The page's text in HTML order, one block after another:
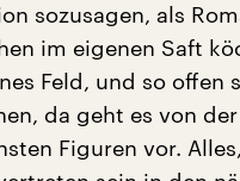
sozusagen, als
im eigenen Saft
Feld, und so
da geht es von
Figuren vor.